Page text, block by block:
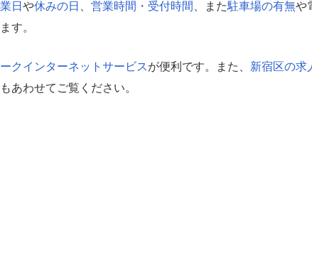
日 や休みの日 営業時間・受付時間 、また駐車場の有無や
す。
クインターネットサービスが便利です。また、 新宿区の求
もあわせてご覧ください。